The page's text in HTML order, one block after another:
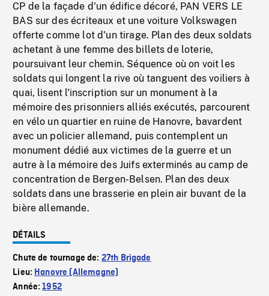
CP de la façade d'un édifice décoré, PAN VERS LE
BAS sur des écriteaux et une voiture Volkswagen
offerte comme lot d'un tirage. Plan des deux soldats
achetant à une femme des billets de loterie,
poursuivant leur chemin. Séquence où on voit les
soldats qui longent la rive où tanguent des voiliers à
quai, lisent l'inscription sur un monument à la
mémoire des prisonniers alliés exécutés, parcourent
en vélo un quartier en ruine de Hanovre, bavardent
avec un policier allemand, puis contemplent un
monument dédié aux victimes de la guerre et un
autre à la mémoire des Juifs exterminés au camp de
concentration de Bergen-Belsen. Plan des deux
soldats dans une brasserie en plein air buvant de la
bière allemande.
DÉTAILS
Chute de tournage de: 27th Brigade
Lieu: Hanovre (Allemagne)
Année:1952